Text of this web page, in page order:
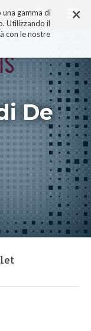
×
gamma di
Utilizzando il
con le nostre
De